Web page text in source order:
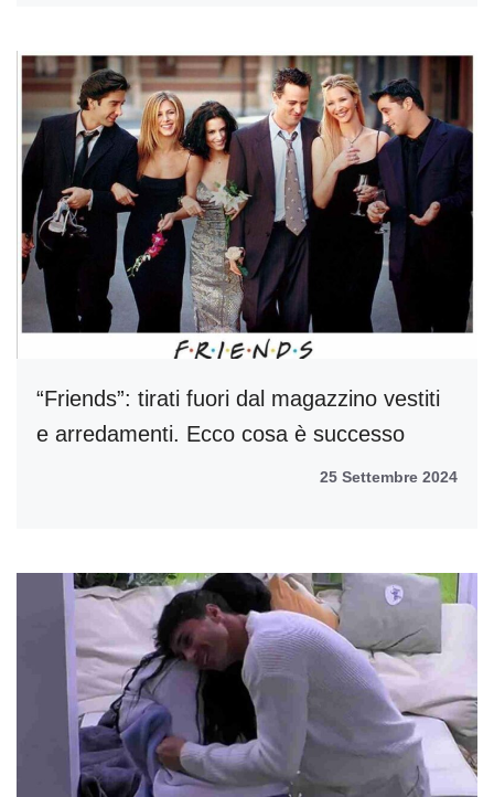
“Friends”: tirati fuori dal magazzino vestiti
e arredamenti. Ecco cosa è successo
25 Settembre 2024